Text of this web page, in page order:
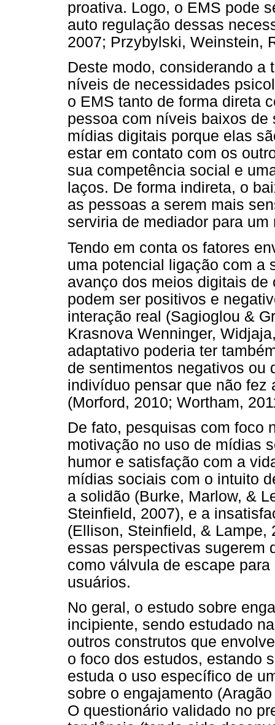
proativa. Logo, o EMS pode
auto regulação dessas
2007; Przybylski, Weinstein,
Deste modo, considerando a
níveis de necessidades
o EMS tanto de forma direta
pessoa com níveis baixos
mídias digitais porque elas
estar em contato com os
sua competência social e
laços. De forma indireta, o
as pessoas a serem mais
serviria de mediador para
Tendo em conta os fatores
uma potencial ligação com a
avanço dos meios digitais
podem ser positivos e
interação real (Sagioglou &
Krasnova Wenninger,
adaptativo poderia ter
de sentimentos negativos ou
indivíduo pensar que não
(Morford, 2010; Wortham,
De fato, pesquisas com foco
motivação no uso de mídias
humor e satisfação com a
mídias sociais com o intuito
a solidão (Burke, Marlow, &
Steinfield, 2007), e a
(Ellison, Steinfield, & Lampe,
essas perspectivas sugerem
como válvula de escape
usuários.
No geral, o estudo sobre
incipiente, sendo estudado
outros construtos que
o foco dos estudos, estando
estuda o uso específico de
sobre o engajamento
O questionário validado no